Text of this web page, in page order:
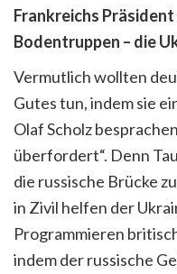
Frankreichs
Bodentruppen – die
Vermutlich wollten
Gutes tun, indem sie
Olaf Scholz
überfordert“. Denn
die russische Brücke
in Zivil helfen der
Programmieren
indem der russische